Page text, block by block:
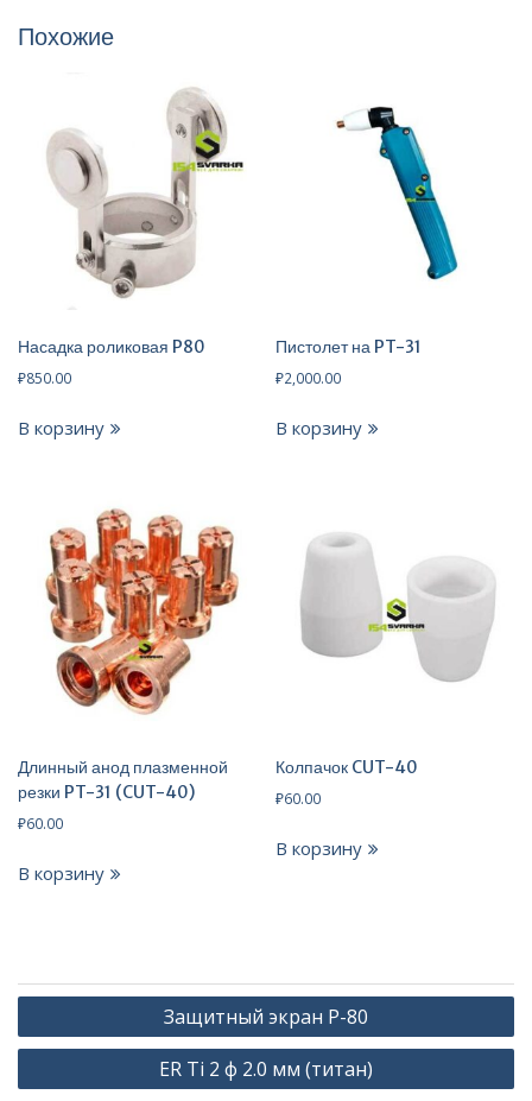
Похожие
Насадка роликовая P80
₽850.00
В корзину
Пистолет на PT-31
₽2,000.00
В корзину
Длинный анод плазменной
резки PT-31 (CUT-40)
₽60.00
В корзину
Колпачок CUT-40
₽60.00
В корзину
Навигация
по
Защитный экран P-80
ER Ti 2 ф 2.0 мм (титан)